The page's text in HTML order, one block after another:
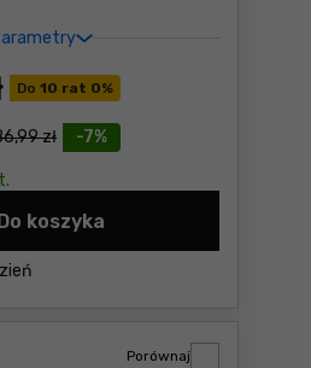
Do 10 rat 0%
-7%
zł
koszyka
Klucze nasadowe 1/4",
Porównaj